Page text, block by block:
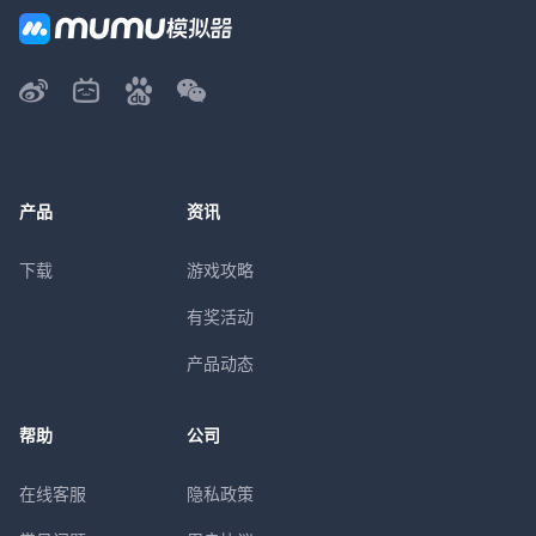
产品
下载
资讯
游戏攻略
有奖活动
产品动态
帮助
在线客服
公司
隐私政策